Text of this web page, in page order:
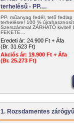
terhelésű - PP.…
PP. műanyag fedél, tető fedlap
terhelésre! 100 %
Szerszámmal ZÁRHATÓ
FEKETE…
Eredeti ár: 24.900 Ft + Áfa
(Br. 31.623 Ft)
Akciós ár: 19.900 Ft + Áfa
(Br. 25.273 Ft)
1. Rozsdamentes